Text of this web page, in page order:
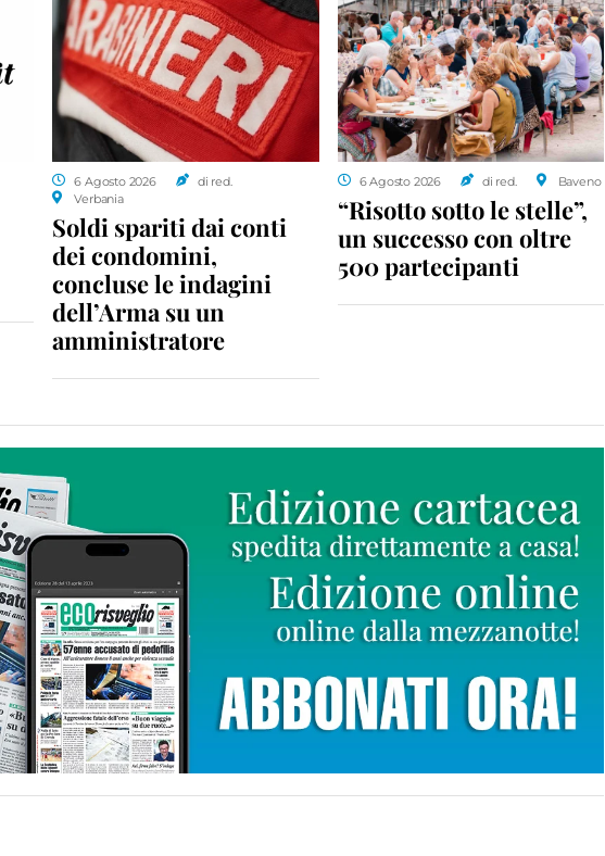
6 Agosto 2026
di red.
Verbania
Soldi spariti dai conti
dei condomini,
concluse le indagini
dell’Arma su un
amministratore
6 Agosto 2026 di red. Baveno
“Risotto sotto le stelle”,
un successo con oltre
500 partecipanti